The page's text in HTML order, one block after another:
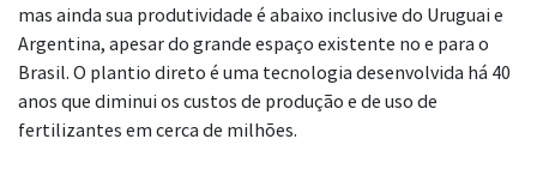
mas ainda sua produtividade é abaixo inclusive do Uruguai e
Argentina, apesar do grande espaço existente no e para o
Brasil. O plantio direto é uma tecnologia desenvolvida há 40
anos que diminui os custos de produção e de uso de
fertilizantes em cerca de milhões.